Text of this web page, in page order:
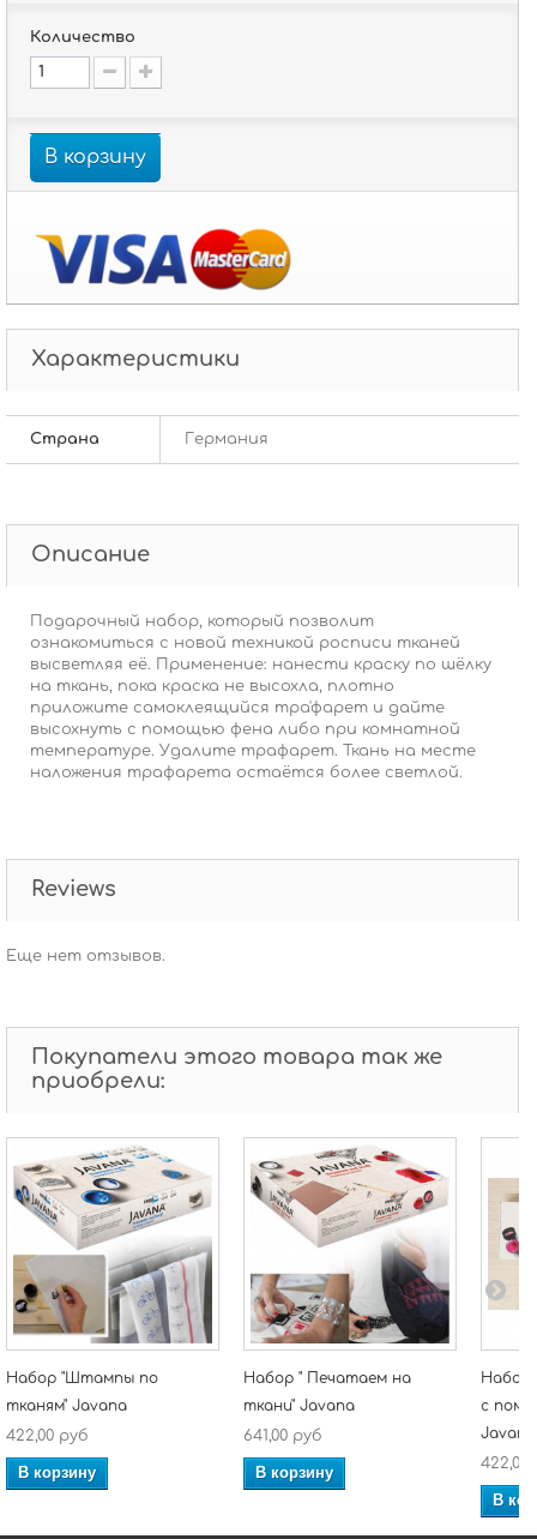
Количество
В корзину
Характеристики
Страна Германия
Описание
Подарочный набор, который позволит
ознакомиться с новой техникой росписи тканей
высветляя её. Применение: нанести краску по шёлку
на ткань, пока краска не высохла, плотно
приложите самоклеящийся тра'фарет и дайте
высохнуть с помощью фена либо при комнатной
температуре. Удалите трафарет. Ткань на месте
наложения трафарета остаётся более светлой.
Reviews
Еще нет отзывов.
Покупатели этого товара так же
приобрели:
Набор "Штампы по
тканям" Javana
422,00 руб
В корзину
Набор " Печатаем на
ткани" Javana
641,00 руб
В корзину
Набор
с
Javana
422,00
В